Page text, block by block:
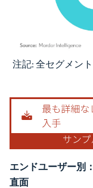
画像 © Mordor
注記: 全セグメン
エンドユーザー別
直面